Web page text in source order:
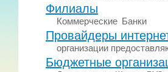
Филиалы
Коммерческие Банки
Провайдеры
организации
Бюджетные